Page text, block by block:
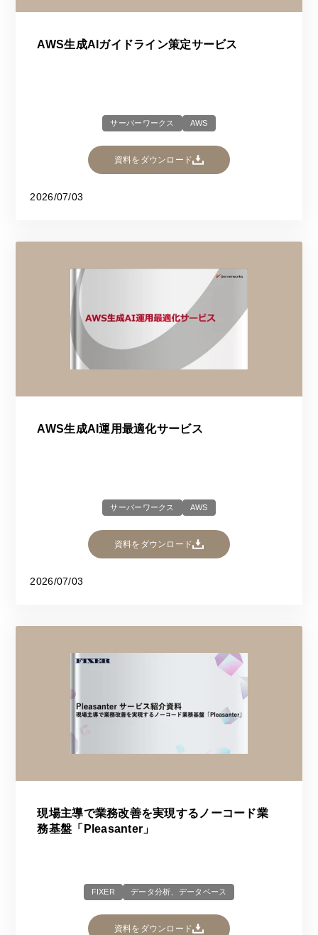
AWS生成AIガイドライン策定サービス
サーバーワークス AWS
資料をダウンロード
2026/07/03
AWS生成AI運用最適化サービス
サーバーワークス AWS
資料をダウンロード
2026/07/03
現場主導で業務改善を実現するノーコード業
務基盤「Pleasanter」​​
FIXER データ分析、データベース
資料をダウンロード